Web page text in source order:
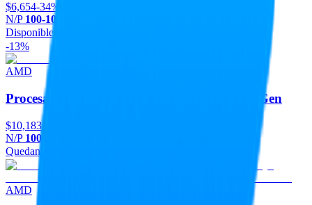
$6,654-34%
N/P 100-100000589WOF
Disponible
-13%
AMD
Procesador Amd Ryzen 9 9950X S-AM5 9A Gen
$10,183-13%
N/P 100-100001277WOF
Quedan 5
AMD